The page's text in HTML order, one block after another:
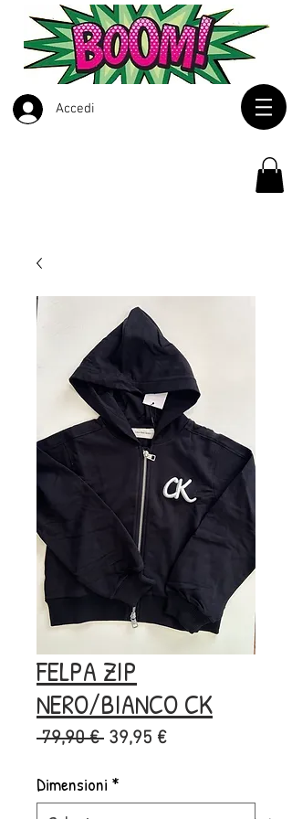
Accedi
FELPA ZIP
NERO/BIANCO CK
79,90 € Prezzo
39,95 €Prezzo
Dimensioni *